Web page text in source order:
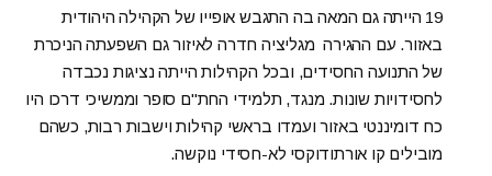
19 הייתה גם המאה בה התגבש אופייו של הקהילה היהודית
באזור. עם ההגירה מגליציה חדרה לאיזור גם השפעתה הניכרת
של התנועה החסידים, ובכל הקהילות הייתה נציגות נכבדה
לחסידויות שונות. מנגד, תלמידי החת"ם סופר וממשיכי דרכו היו
כח דומיננטי באזור ועמדו בראשי קהילות וישבות רבות, כשהם
מובילים קו אורתודוקסי לא-חסידי נוקשה.